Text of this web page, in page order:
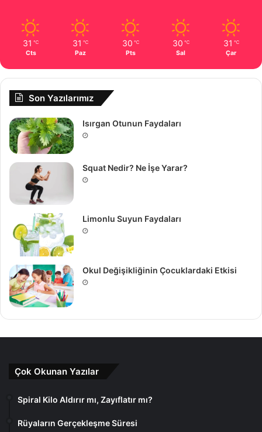
31 ℃
Cts
31 ℃
Paz
30 ℃
Pts
30 ℃
Sal
31 ℃
Çar
Son Yazılarımız
Isırgan Otunun Faydaları
Squat Nedir? Ne İşe Yarar?
Limonlu Suyun Faydaları
Okul Değişikliğinin Çocuklardaki Etkisi
Çok Okunan Yazılar
Spiral Kilo Aldırır mı, Zayıflatır mı?
Rüyaların Gerçekleşme Süresi